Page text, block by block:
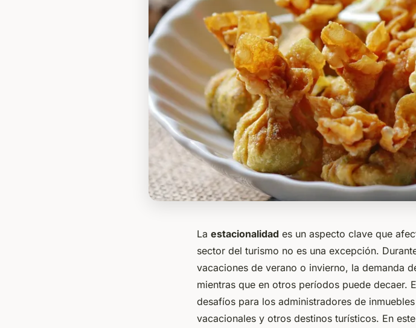
La estacionalidad es un aspecto clave que
sector del turismo no es una excepción.
vacaciones de verano o invierno, la demanda
mientras que en otros períodos puede decaer.
desafíos para los administradores de
vacacionales y otros destinos turísticos. En